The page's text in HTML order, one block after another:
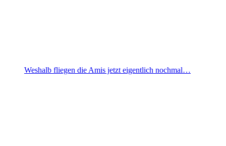
Weshalb fliegen die Amis jetzt eigentlich nochmal…